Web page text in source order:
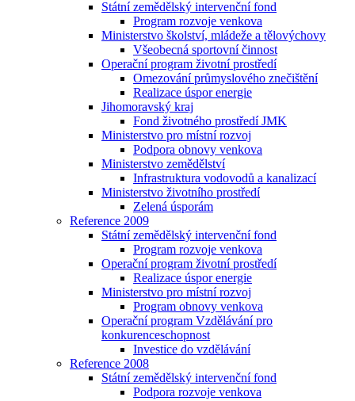
Státní zemědělský intervenční fond
Program rozvoje venkova
Ministerstvo školství, mládeže a tělovýchovy
Všeobecná sportovní činnost
Operační program životní prostředí
Omezování průmyslového znečištění
Realizace úspor energie
Jihomoravský kraj
Fond životného prostředí JMK
Ministerstvo pro místní rozvoj
Podpora obnovy venkova
Ministerstvo zemědělství
Infrastruktura vodovodů a kanalizací
Ministerstvo životního prostředí
Zelená úsporám
Reference 2009
Státní zemědělský intervenční fond
Program rozvoje venkova
Operační program životní prostředí
Realizace úspor energie
Ministerstvo pro místní rozvoj
Program obnovy venkova
Operační program Vzdělávání pro
konkurenceschopnost
Investice do vzdělávání
Reference 2008
Státní zemědělský intervenční fond
Podpora rozvoje venkova